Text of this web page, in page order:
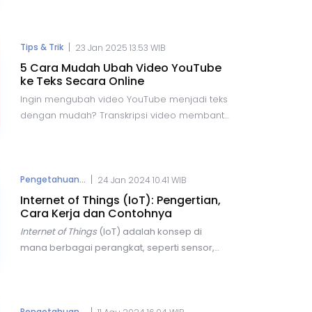
kemampuan untuk mengubah foto menjadi
video dengan bantuan AI.
Tips & Trik 23 Jan 2025 13.53 WIB
5 Cara Mudah Ubah Video YouTube
ke Teks Secara Online
Ingin mengubah video YouTube menjadi teks
dengan mudah? Transkripsi video membantu
dengan cepat dan akurat, menggunakan
berbagai alat yang tersedia secara gratis
maupun berbayar.
Pengetahuan... 24 Jan 2024 10.41 WIB
Internet of Things (IoT): Pengertian,
Cara Kerja dan Contohnya
Internet of Things(IoT) adalah konsep di
mana berbagai perangkat, seperti sensor,